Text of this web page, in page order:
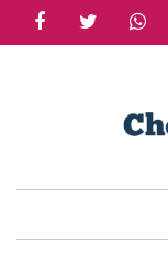
facebooktwitter